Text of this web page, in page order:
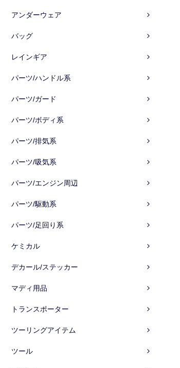
アンダーウェア
バッグ
レインギア
パーツ/ハンドル系
パーツ/ガード
パーツ/ボディ系
パーツ/排気系
パーツ/吸気系
パーツ/エンジン周辺
パーツ/駆動系
パーツ/足回り系
ケミカル
デカール/ステッカー
マディ用品
トランスポーター
ツーリングアイテム
ツール